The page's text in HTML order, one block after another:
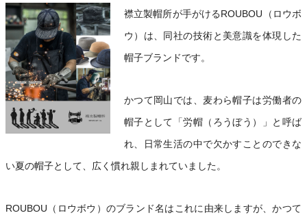
襟立製帽所が手がけるROUBOU（ロウボ
ウ）は、同社の技術と美意識を体現した
帽子ブランドです。
かつて岡山では、麦わら帽子は労働者の
帽子として「労帽（ろうぼう）」と呼ば
れ、日常生活の中で欠かすことのできな
い夏の帽子として、広く慣れ親しまれていました。
ROUBOU（ロウボウ）のブランド名はこれに由来しますが、かつて